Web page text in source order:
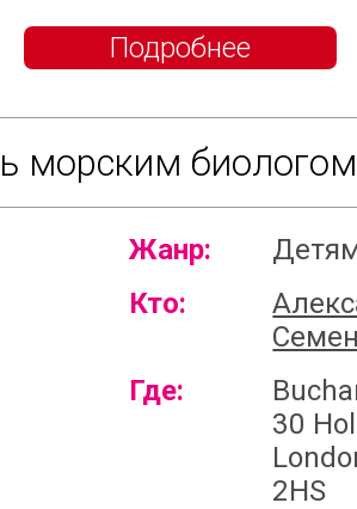
Подробнее
морским
Жанр:
Кто:
Где:
30
2HS